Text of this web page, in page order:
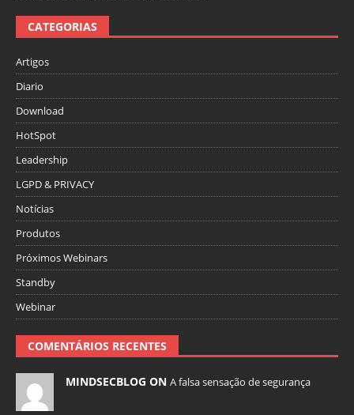
CATEGORIAS
Artigos
Diario
Download
HotSpot
Leadership
LGPD & PRIVACY
Notícias
Produtos
Próximos Webinars
Standby
Webinar
COMENTÁRIOS RECENTES
MINDSECBLOG ON A falsa sensação de segurança